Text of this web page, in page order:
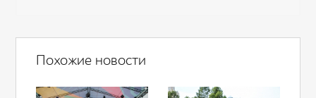
Похожие новости